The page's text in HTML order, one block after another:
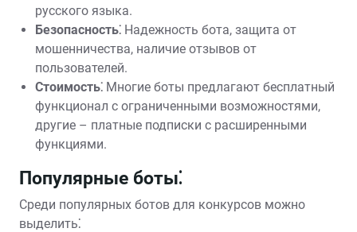
русского языка.
Безопасность⁚ Надежность бота, защита от
мошенничества, наличие отзывов от
пользователей.
Стоимость⁚ Многие боты предлагают бесплатный
функционал с ограниченными возможностями,
другие – платные подписки с расширенными
функциями.
Популярные боты⁚
Среди популярных ботов для конкурсов можно
выделить⁚